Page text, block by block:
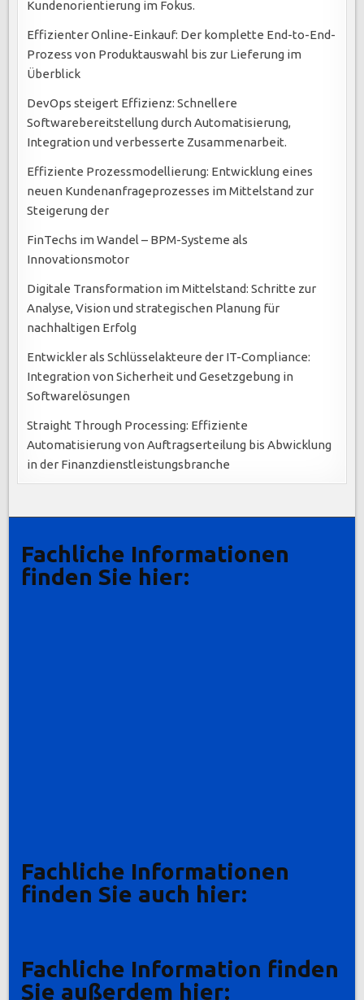
Kundenorientierung im Fokus.
Effizienter Online-Einkauf: Der komplette End-to-End-
Prozess von Produktauswahl bis zur Lieferung im
Überblick
DevOps steigert Effizienz: Schnellere
Softwarebereitstellung durch Automatisierung,
Integration und verbesserte Zusammenarbeit.
Effiziente Prozessmodellierung: Entwicklung eines
neuen Kundenanfrageprozesses im Mittelstand zur
Steigerung der
FinTechs im Wandel – BPM-Systeme als
Innovationsmotor
Digitale Transformation im Mittelstand: Schritte zur
Analyse, Vision und strategischen Planung für
nachhaltigen Erfolg
Entwickler als Schlüsselakteure der IT-Compliance:
Integration von Sicherheit und Gesetzgebung in
Softwarelösungen
Straight Through Processing: Effiziente
Automatisierung von Auftragserteilung bis Abwicklung
in der Finanzdienstleistungsbranche
Fachliche Informationen
finden Sie hier:
Fachliche Informationen
finden Sie auch hier:
Fachliche Information finden
Sie außerdem hier: